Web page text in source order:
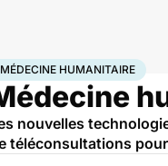
Santé Médecine humanitaire
MÉDECINE HUMANITAIRE
nouvelles
téléconsultations